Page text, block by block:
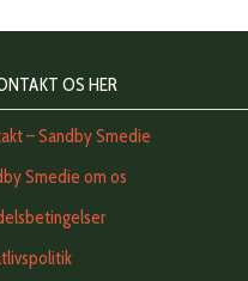
OS HER
– Sandby Smedie
Smedie om os